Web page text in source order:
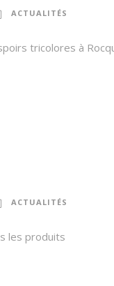
ACTUALITÉS
tricolores à
ACTUALITÉS
les produits